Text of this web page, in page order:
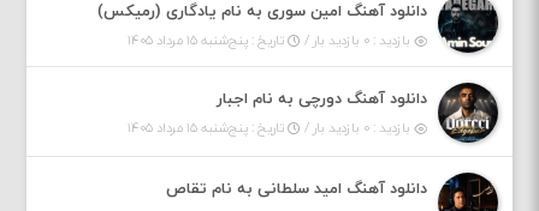
دانلود آهنگ امین سوری به نام یادگاری (رمیکس)
بازدید : ۰ بازدید بار / تاریخ : پنج‌شنبه ۱۵ مرداد ۱۴۰۵
دانلود آهنگ دورچی به نام اجبار
بازدید : ۰ بازدید بار / تاریخ : پنج‌شنبه ۱۵ مرداد ۱۴۰۵
دانلود آهنگ امید سلطانی به نام تقاص